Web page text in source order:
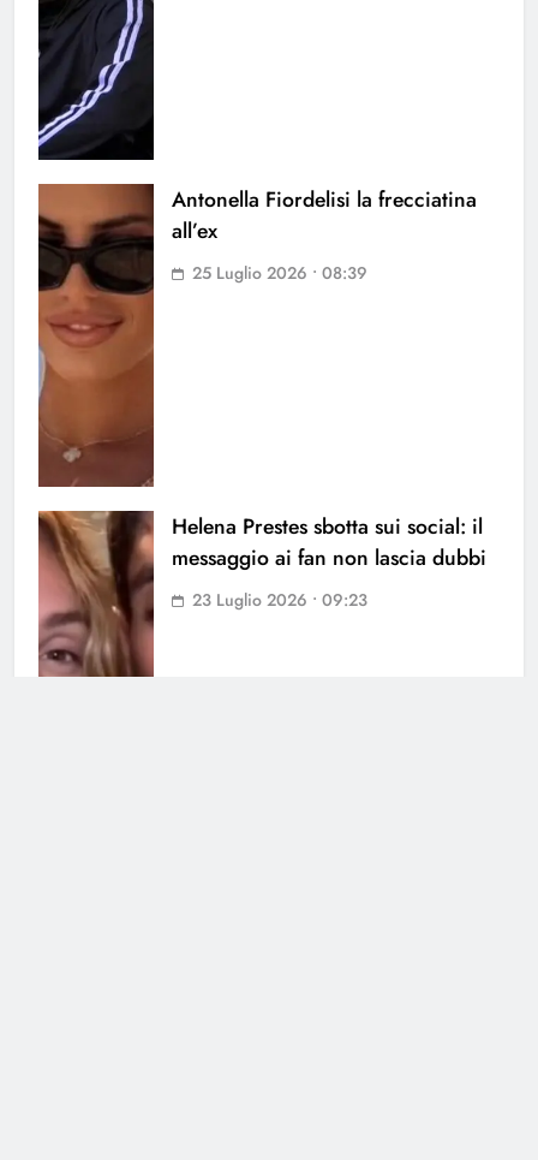
Antonella Fiordelisi la frecciatina
all’ex
25 Luglio 2026 • 08:39
Helena Prestes sbotta sui social: il
messaggio ai fan non lascia dubbi
23 Luglio 2026 • 09:23